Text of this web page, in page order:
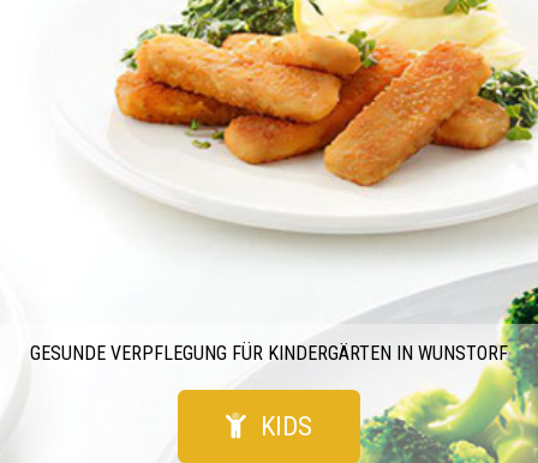
GESUNDE VERPFLEGUNG FÜR KINDERGÄRTEN IN WUNSTORF
KIDS